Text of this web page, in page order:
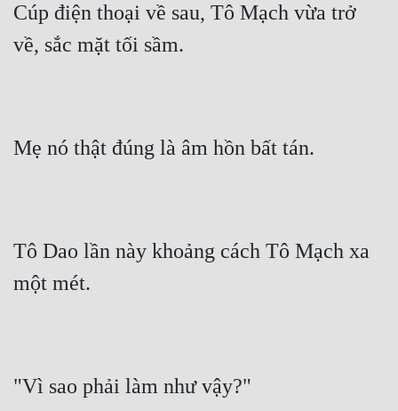
Cúp điện thoại về sau, Tô Mạch vừa trở
về, sắc mặt tối sầm.
Mẹ nó thật đúng là âm hồn bất tán.
Tô Dao lần này khoảng cách Tô Mạch xa
một mét.
"Vì sao phải làm như vậy?"